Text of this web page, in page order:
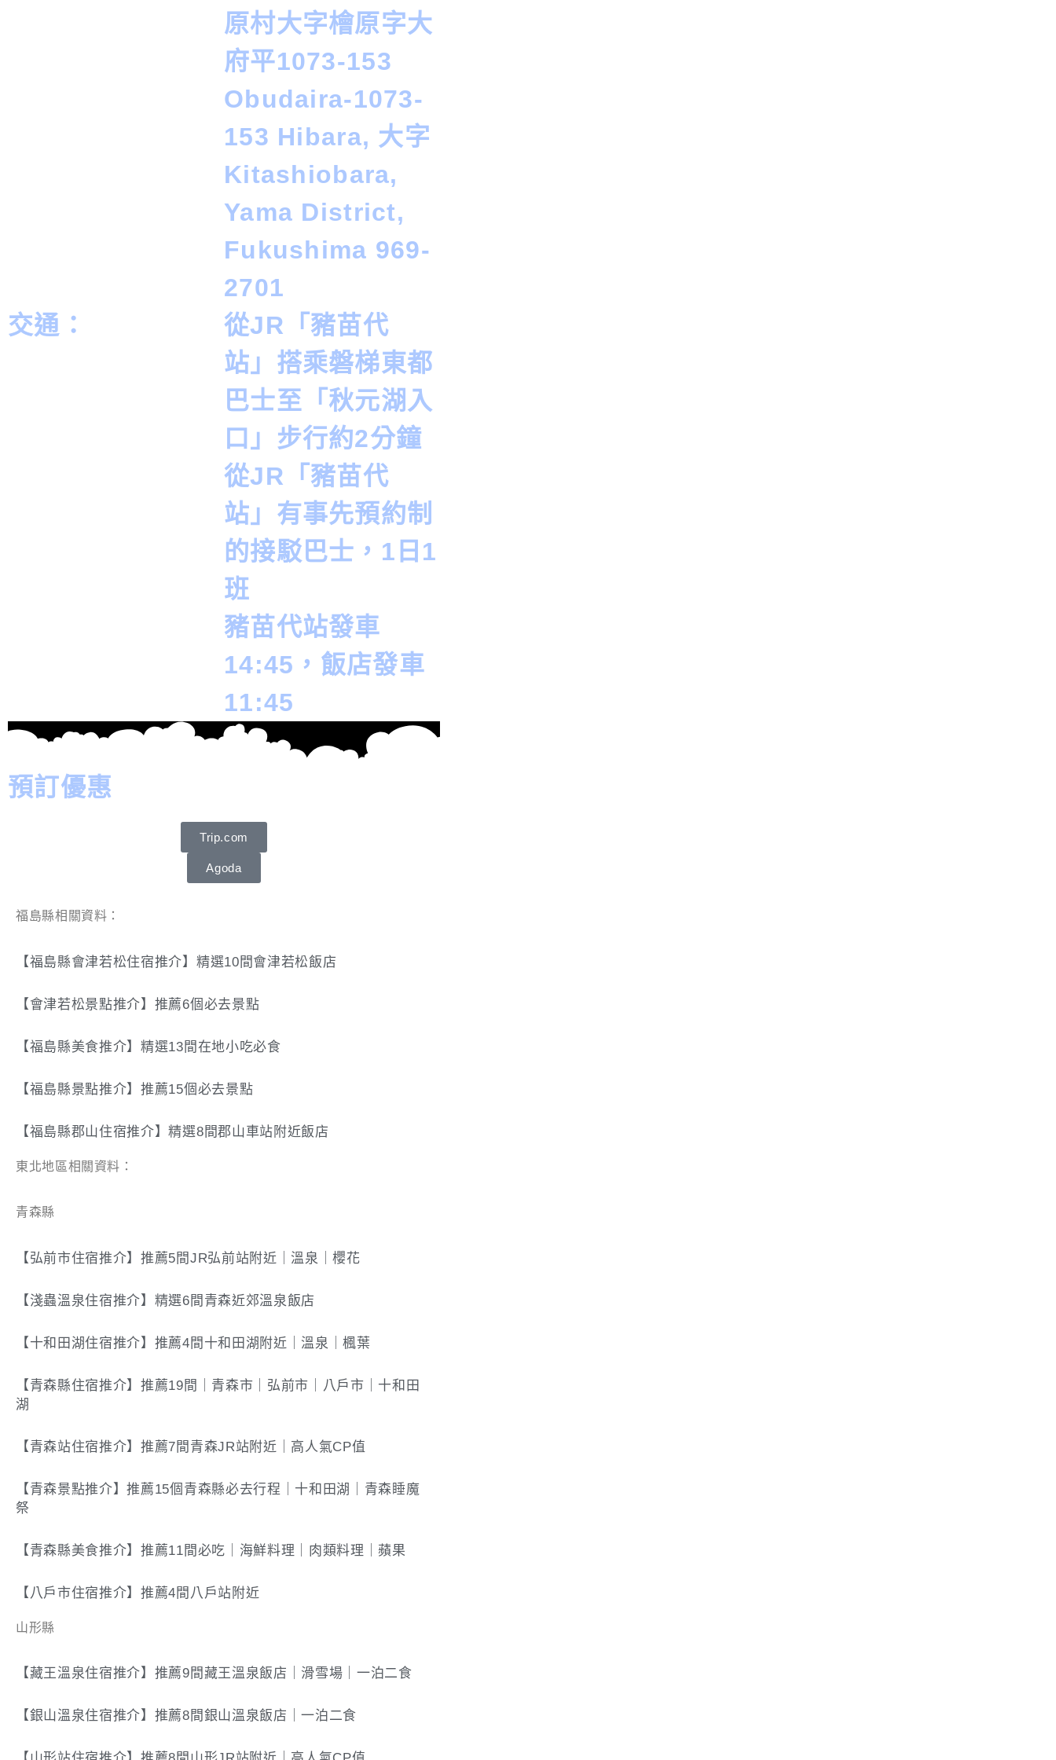
原村大字檜原字大
府平1073-153
Obudaira-1073-
153 Hibara, 大字
Kitashiobara,
Yama District,
Fukushima 969-
2701
交通：
從JR「豬苗代
站」搭乘磐梯東都
巴士至「秋元湖入
口」步行約2分鐘
從JR「豬苗代
站」有事先預約制
的接駁巴士，1日1
班
豬苗代站發車
14:45，飯店發車
11:45
預訂優惠
Trip.com
Agoda
福島縣相關資料：
【福島縣會津若松住宿推介】精選10間會津若松飯店
【會津若松景點推介】推薦6個必去景點
【福島縣美食推介】精選13間在地小吃必食
【福島縣景點推介】推薦15個必去景點
【福島縣郡山住宿推介】精選8間郡山車站附近飯店
東北地區相關資料：
青森縣
【弘前市住宿推介】推薦5間JR弘前站附近｜溫泉｜櫻花
【淺蟲溫泉住宿推介】精選6間青森近郊溫泉飯店
【十和田湖住宿推介】推薦4間十和田湖附近｜溫泉｜楓葉
【青森縣住宿推介】推薦19間｜青森市｜弘前市｜八戶市｜十和田
湖
【青森站住宿推介】推薦7間青森JR站附近｜高人氣CP值
【青森景點推介】推薦15個青森縣必去行程｜十和田湖｜青森睡魔
祭
【青森縣美食推介】推薦11間必吃｜海鮮料理｜肉類料理｜蘋果
【八戶市住宿推介】推薦4間八戶站附近
山形縣
【藏王溫泉住宿推介】推薦9間藏王溫泉飯店｜滑雪場｜一泊二食
【銀山溫泉住宿推介】推薦8間銀山溫泉飯店｜一泊二食